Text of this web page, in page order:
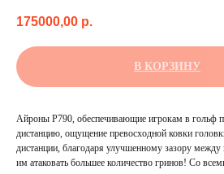
175000,00 р.
В КОРЗИНУ
Айроны P790, обеспечивающие игрокам в гольф
дистанцию, ощущение превосходной ковки
дистанции, благодаря улучшенному зазору
им атаковать большее количество гринов! Со